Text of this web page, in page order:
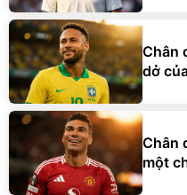
Chân
dở
Chân
một